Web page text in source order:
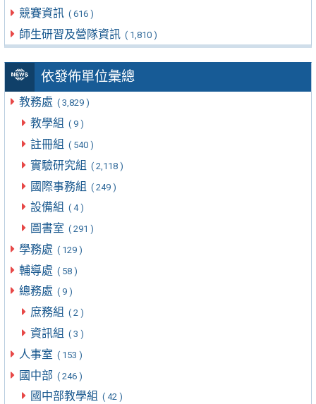
競賽資訊 ( 616 )
師生研習及營隊資訊 ( 1,810 )
依發佈單位彙總
教務處 ( 3,829 )
教學組 ( 9 )
註冊組 ( 540 )
實驗研究組 ( 2,118 )
國際事務組 ( 249 )
設備組 ( 4 )
圖書室 ( 291 )
學務處 ( 129 )
輔導處 ( 58 )
總務處 ( 9 )
庶務組 ( 2 )
資訊組 ( 3 )
人事室 ( 153 )
國中部 ( 246 )
國中部教學組 ( 42 )